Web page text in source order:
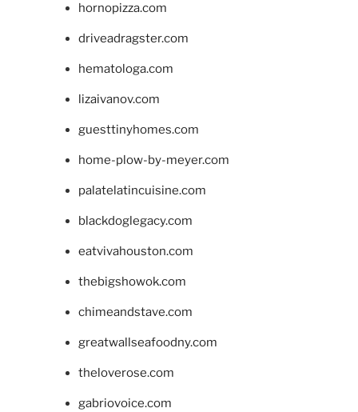
hornopizza.com
driveadragster.com
hematologa.com
lizaivanov.com
guesttinyhomes.com
home-plow-by-meyer.com
palatelatincuisine.com
blackdoglegacy.com
eatvivahouston.com
thebigshowok.com
chimeandstave.com
greatwallseafoodny.com
theloverose.com
gabriovoice.com